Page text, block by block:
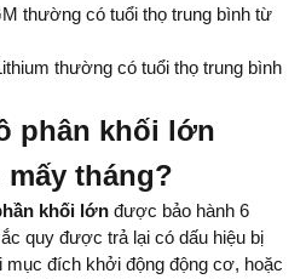
thường có tuổi thọ trung bình từ
thường có tuổi thọ trung bình
phân khối lớn
tháng?
khối lớn được bảo hành 6
quy được trả lại có dấu hiệu bị
đích khởi động động cơ, hoặc